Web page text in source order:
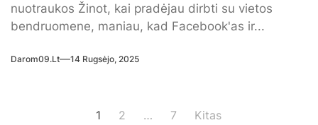
nuotraukos Žinot, kai pradėjau dirbti su vietos
bendruomene, maniau, kad Facebook'as ir...
Darom09.lt 14 Rugsėjo, 2025
1 2 … 7 Kitas